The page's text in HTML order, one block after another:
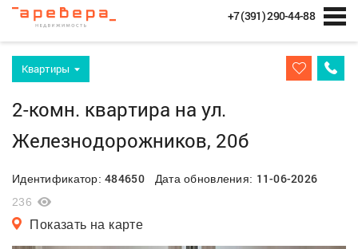
+7 (391) 290-44-88
Квартиры
2-комн. квартира на ул.
Железнодорожников, 20б
Идентификатор:484650Дата обновления: 11-06-2026
236
Показать на карте